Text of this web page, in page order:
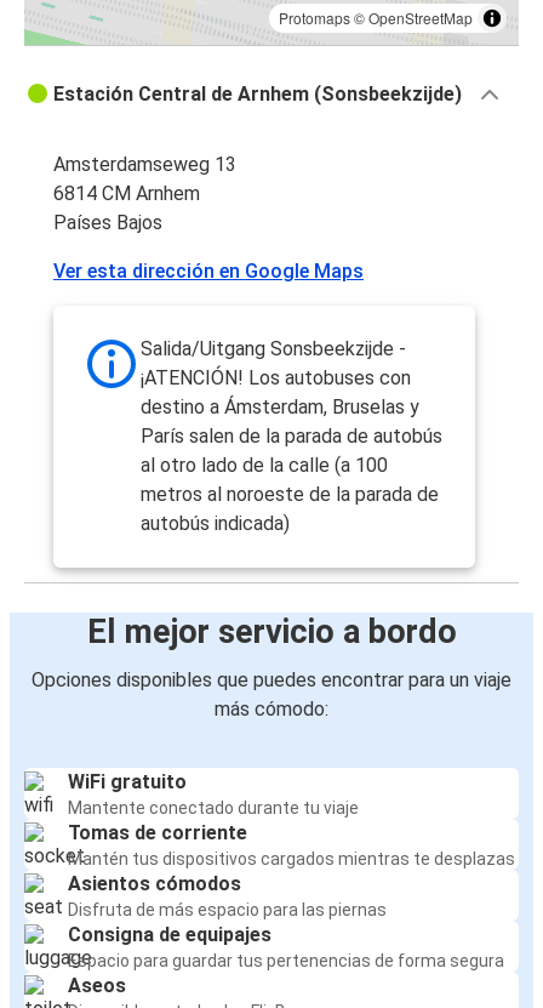
Protomaps©OpenStreetMap
Estación Central de Arnhem (Sonsbeekzijde)
Amsterdamseweg 13
6814 CM Arnhem
Países Bajos
Ver esta dirección en Google Maps
Salida/Uitgang Sonsbeekzijde -
¡ATENCIÓN! Los autobuses con
destino a Ámsterdam, Bruselas y
París salen de la parada de autobús
al otro lado de la calle (a 100
metros al noroeste de la parada de
autobús indicada)
El mejor servicio a bordo
Opciones disponibles que puedes encontrar para un viaje
más cómodo:
WiFi gratuito
Mantente conectado durante tu viaje
Tomas de corriente
Mantén tus dispositivos cargados mientras te desplazas
Asientos cómodos
Disfruta de más espacio para las piernas
Consigna de equipajes
Espacio para guardar tus pertenencias de forma segura
Aseos